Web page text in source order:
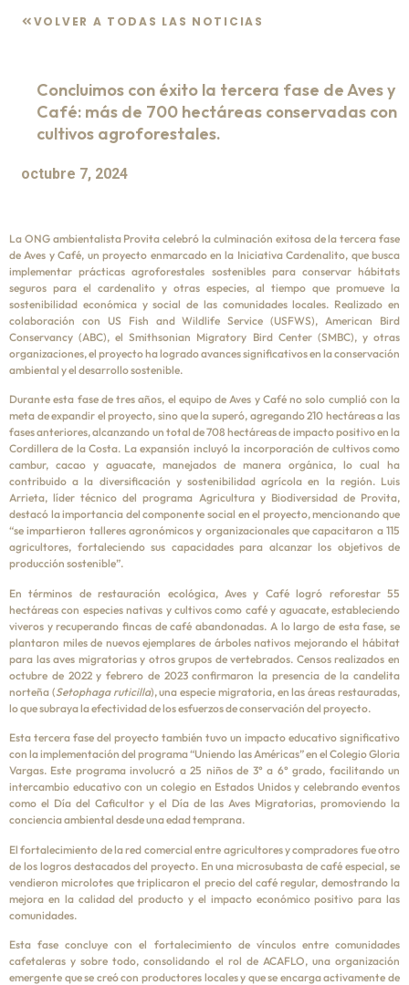
VOLVER A TODAS LAS NOTICIAS
Concluimos con éxito la tercera fase de Aves y
Café: más de 700 hectáreas conservadas con
cultivos agroforestales.
octubre 7, 2024
La ONG ambientalista Provita celebró la culminación exitosa de la tercera fase
de Aves y Café, un proyecto enmarcado en la Iniciativa Cardenalito, que busca
implementar prácticas agroforestales sostenibles para conservar hábitats
seguros para el cardenalito y otras especies, al tiempo que promueve la
sostenibilidad económica y social de las comunidades locales. Realizado en
colaboración con US Fish and Wildlife Service (USFWS), American Bird
Conservancy (ABC), el Smithsonian Migratory Bird Center (SMBC), y otras
organizaciones, el proyecto ha logrado avances significativos en la conservación
ambiental y el desarrollo sostenible.
Durante esta fase de tres años, el equipo de Aves y Café no solo cumplió con la
meta de expandir el proyecto, sino que la superó, agregando 210 hectáreas a las
fases anteriores, alcanzando un total de 708 hectáreas de impacto positivo en la
Cordillera de la Costa. La expansión incluyó la incorporación de cultivos como
cambur, cacao y aguacate, manejados de manera orgánica, lo cual ha
contribuido a la diversificación y sostenibilidad agrícola en la región. Luis
Arrieta, líder técnico del programa Agricultura y Biodiversidad de Provita,
destacó la importancia del componente social en el proyecto, mencionando que
“se impartieron talleres agronómicos y organizacionales que capacitaron a 115
agricultores, fortaleciendo sus capacidades para alcanzar los objetivos de
producción sostenible”.
En términos de restauración ecológica, Aves y Café logró reforestar 55
hectáreas con especies nativas y cultivos como café y aguacate, estableciendo
viveros y recuperando fincas de café abandonadas. A lo largo de esta fase, se
plantaron miles de nuevos ejemplares de árboles nativos mejorando el hábitat
para las aves migratorias y otros grupos de vertebrados. Censos realizados en
octubre de 2022 y febrero de 2023 confirmaron la presencia de la candelita
norteña (Setophaga ruticilla), una especie migratoria, en las áreas restauradas,
lo que subraya la efectividad de los esfuerzos de conservación del proyecto.
Esta tercera fase del proyecto también tuvo un impacto educativo significativo
con la implementación del programa “Uniendo las Américas” en el Colegio Gloria
Vargas. Este programa involucró a 25 niños de 3° a 6° grado, facilitando un
intercambio educativo con un colegio en Estados Unidos y celebrando eventos
como el Día del Caficultor y el Día de las Aves Migratorias, promoviendo la
conciencia ambiental desde una edad temprana.
El fortalecimiento de la red comercial entre agricultores y compradores fue otro
de los logros destacados del proyecto. En una microsubasta de café especial, se
vendieron microlotes que triplicaron el precio del café regular, demostrando la
mejora en la calidad del producto y el impacto económico positivo para las
comunidades.
Esta fase concluye con el fortalecimiento de vínculos entre comunidades
cafetaleras y sobre todo, consolidando el rol de ACAFLO, una organización
emergente que se creó con productores locales y que se encarga activamente de